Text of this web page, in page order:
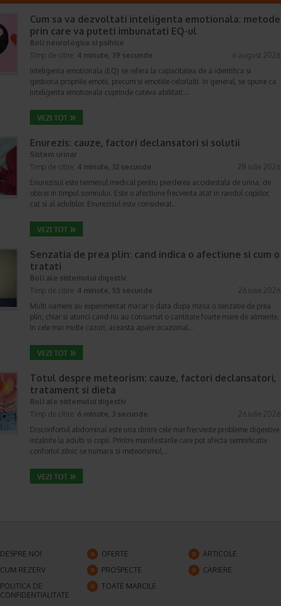
Cum sa va dezvoltati inteligenta emotionala: metode
prin care va puteti imbunatati EQ-ul
Boli neurologice si psihice
Timp de citire: 4 minute, 39 secunde
6 august 2026
Inteligenta emotionala (EQ) se refera la capacitatea de a identifica si
gestiona propriile emotii, precum si emotiile celorlalti. In general, se spune ca
inteligenta emotionala cuprinde cateva abilitati:…
Enurezis: cauze, factori declansatori si solutii
Sistem urinar
Timp de citire: 4 minute, 32 secunde
28 iulie 2026
Enurezisul este termenul medical pentru pierderea accidentala de urina, de
obicei in timpul somnului. Este o afectiune frecventa atat in randul copiilor,
cat si al adultilor. Enurezisul este considerat…
Senzatia de prea plin: cand indica o afectiune si cum o
tratati
Boli ale sistemului digestiv
Timp de citire: 4 minute, 55 secunde
26 iulie 2026
Multi oameni au experimentat macar o data dupa masa o senzatie de prea
plin, chiar si atunci cand nu au consumat o cantitate foarte mare de alimente.
In cele mai multe cazuri, aceasta apare ocazional…
Totul despre meteorism: cauze, factori declansatori,
tratament si dieta
Boli ale sistemului digestiv
Timp de citire: 6 minute, 3 secunde
26 iulie 2026
Disconfortul abdominal este una dintre cele mai frecvente probleme digestive
intalnite la adulti si copii. Printre manifestarile care pot afecta semnificativ
confortul zilnic se numara si meteorismul,…
DESPRE NOI OFERTE
ARTICOLE
CUM REZERV
PROSPECTE
CARIERE
POLITICA DE
CONFIDENTIALITATE
TOATE MARCILE